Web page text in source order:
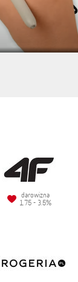
darowizna
1.75 - 3.5%